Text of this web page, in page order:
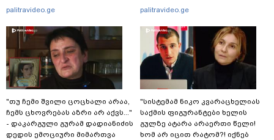
არასრულწლოვნებს?
palitravideo.ge
"თუ ჩემი შვილი ცოცხალი არაა,
ჩემს ცხოვრებას აზრი არ აქვს..."
- დაკარგული გურამ დადიანიძის
დედის ემოციური მიმართვა
palitravideo.ge
"სისტემამ ნიკო კვარაცხელიას
საქმის ფიგურანტები ხელის
გულზე ატარა არაერთი წელი!
ხომ არ იცით რატომ?! იქნებ